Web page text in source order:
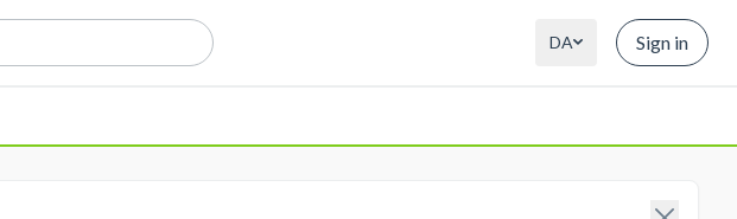
DA Sign in